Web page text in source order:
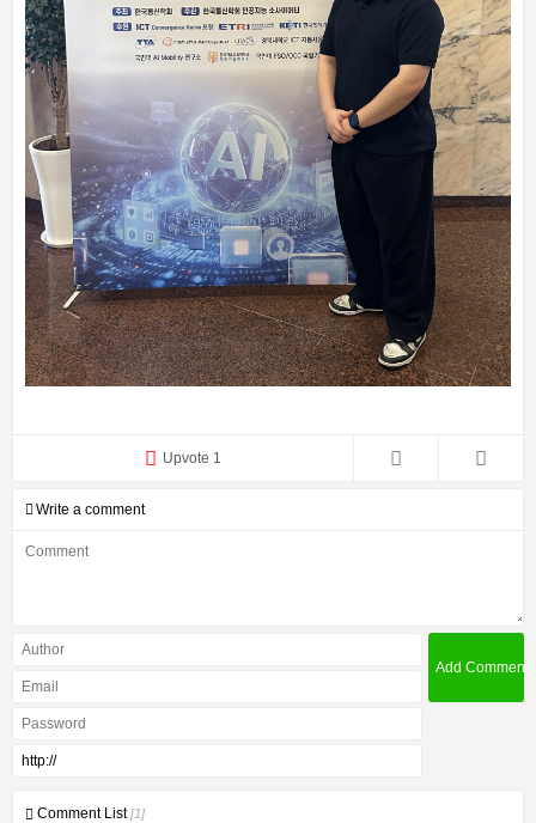
Upvote 1
Write a comment
Comment List[1]